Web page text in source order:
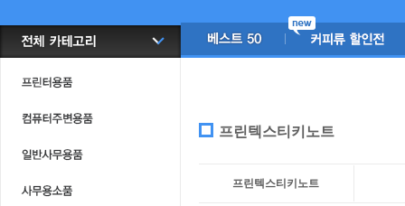
프린텍스티키노트
프린텍스티키노트